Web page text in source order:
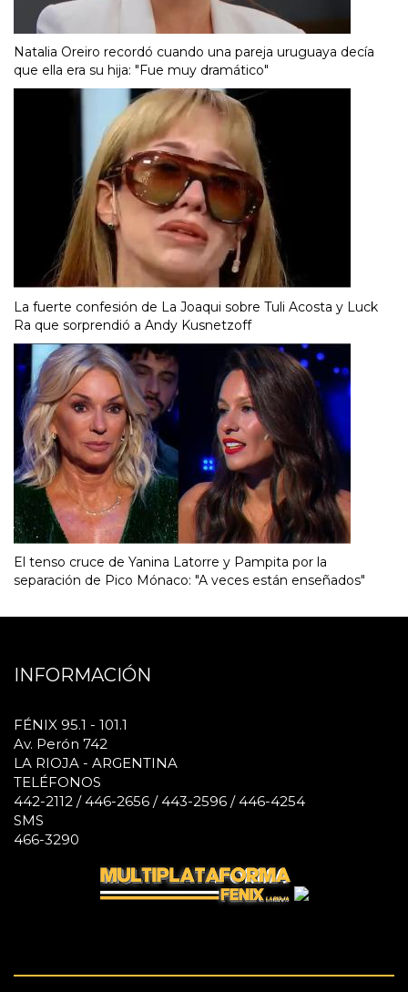
Natalia Oreiro recordó cuando una pareja uruguaya decía
que ella era su hija: "Fue muy dramático"
La fuerte confesión de La Joaqui sobre Tuli Acosta y Luck
Ra que sorprendió a Andy Kusnetzoff
El tenso cruce de Yanina Latorre y Pampita por la
separación de Pico Mónaco: "A veces están enseñados"
INFORMACIÓN
FÉNIX 95.1 - 101.1
Av. Perón 742
LA RIOJA - ARGENTINA
TELÉFONOS
442-2112 / 446-2656 / 443-2596 / 446-4254
SMS
466-3290